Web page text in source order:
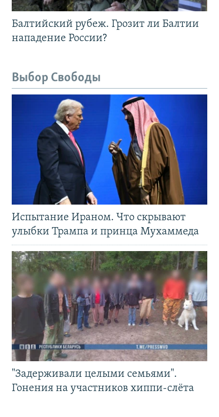
Балтийский рубеж. Грозит ли Балтии
нападение России?
Выбор Свободы
Испытание Ираном. Что скрывают
улыбки Трампа и принца Мухаммеда
"Задерживали целыми семьями".
Гонения на участников хиппи-слёта